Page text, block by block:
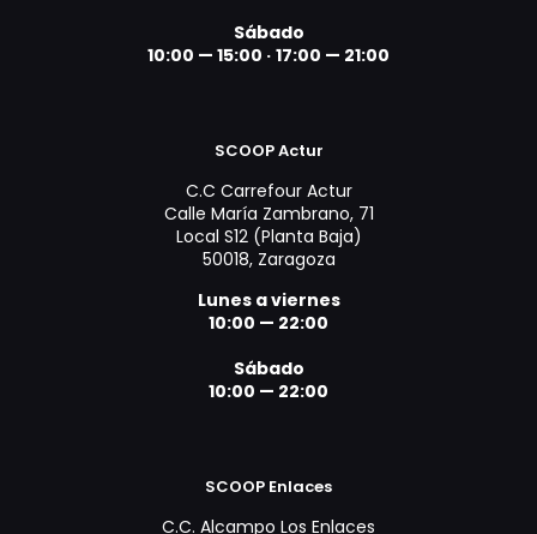
Sábado
10:00 — 15:00 · 17:00 — 21:00
SCOOP Actur
C.C Carrefour Actur
Calle María Zambrano, 71
Local S12 (Planta Baja)
50018, Zaragoza
Lunes a viernes
10:00 — 22:00
Sábado
10:00 — 22:00
SCOOP Enlaces
C.C. Alcampo Los Enlaces